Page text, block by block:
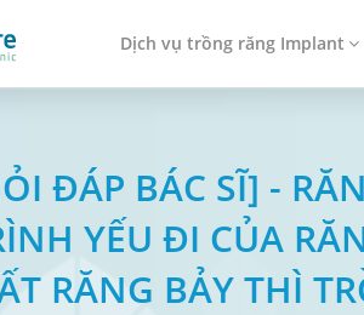
Dịch vụ trồng răng Implant
ĐÁP BÁC SĨ] -
YẾU ĐI CỦA
RĂNG BẢY THÌ